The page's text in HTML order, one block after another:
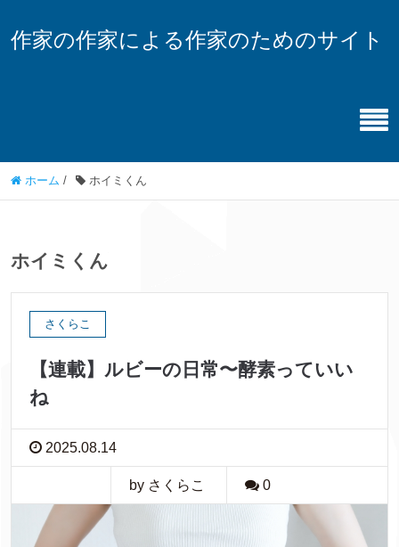
作家の作家による作家のためのサイト
ホーム / ホイミくん
ホイミくん
さくらこ
【連載】ルビーの日常〜酵素っていい
ね
2025.08.14
by さくらこ 0